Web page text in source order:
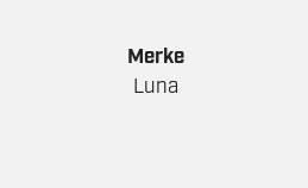
Merke
Luna